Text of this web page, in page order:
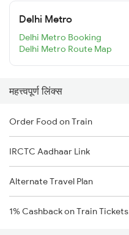
Delhi Metro
Delhi Metro Booking
Delhi Metro Route Map
महत्त्वपूर्ण लिंक्स
Order Food on Train
IRCTC Aadhaar Link
Alternate Travel Plan
1% Cashback on Train Tickets